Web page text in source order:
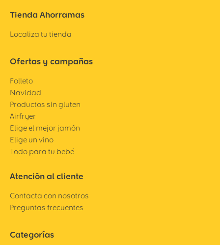
Tienda Ahorramas
Localiza tu tienda
Ofertas y campañas
Folleto
Navidad
Productos sin gluten
Airfryer
Elige el mejor jamón
Elige un vino
Todo para tu bebé
Atención al cliente
Contacta con nosotros
Preguntas frecuentes
Categorías